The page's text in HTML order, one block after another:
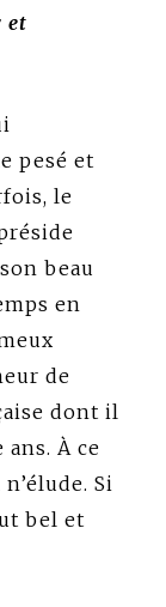
et
pesé et
le
beau
en
de
dont il
À ce
Si
bel et